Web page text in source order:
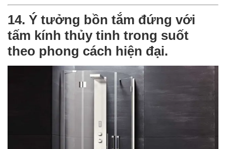
14. Ý tưởng bồn tắm đứng với
tấm kính thủy tinh trong suốt
theo phong cách hiện đại.